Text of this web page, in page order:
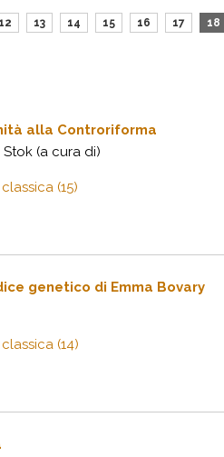
12 13 14 15 16 17 18
alla Controriforma
(a cura di)
(15)
genetico di Emma Bovary
(14)